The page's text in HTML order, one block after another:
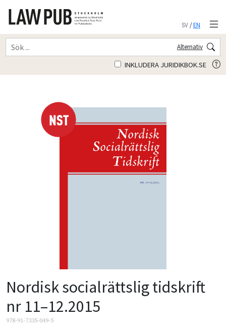
SV/EN
Alternativ
INKLUDERA JURIDIKBOK.SE
Nordisk socialrättslig tidskrift
nr 11–12.2015
978-91-7335-049-5